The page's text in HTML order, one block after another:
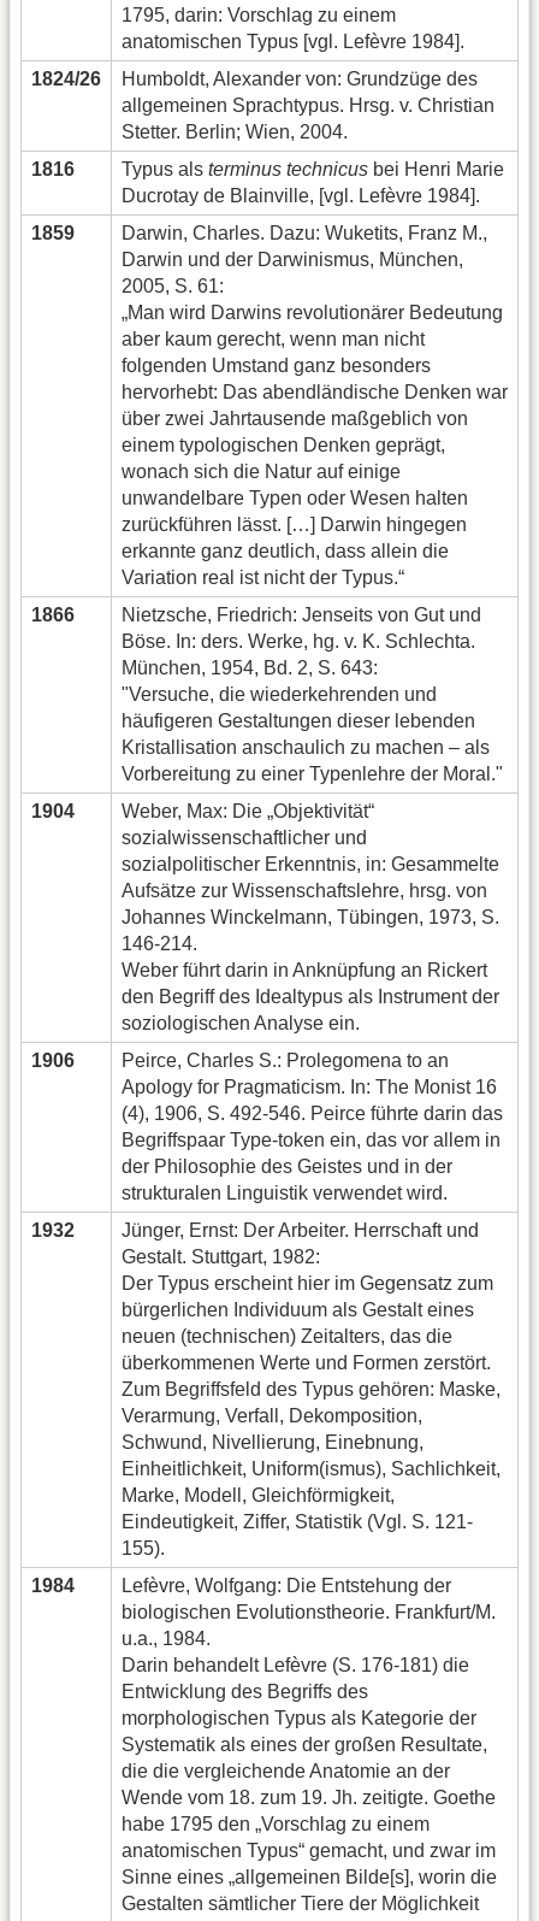
1795, darin: Vorschlag zu einem
anatomischen Typus [vgl. Lefèvre 1984].
1824/26
Humboldt, Alexander von: Grundzüge des
allgemeinen Sprachtypus. Hrsg. v. Christian
Stetter. Berlin; Wien, 2004.
1816
Typus als terminus technicus bei Henri Marie
Ducrotay de Blainville, [vgl. Lefèvre 1984].
1859
Darwin, Charles. Dazu: Wuketits, Franz M.,
Darwin und der Darwinismus, München,
2005, S. 61:
„Man wird Darwins revolutionärer Bedeutung
aber kaum gerecht, wenn man nicht
folgenden Umstand ganz besonders
hervorhebt: Das abendländische Denken war
über zwei Jahrtausende maßgeblich von
einem typologischen Denken geprägt,
wonach sich die Natur auf einige
unwandelbare Typen oder Wesen halten
zurückführen lässt. […] Darwin hingegen
erkannte ganz deutlich, dass allein die
Variation real ist nicht der Typus.“
1866
Nietzsche, Friedrich: Jenseits von Gut und
Böse. In: ders. Werke, hg. v. K. Schlechta.
München, 1954, Bd. 2, S. 643:
"Versuche, die wiederkehrenden und
häufigeren Gestaltungen dieser lebenden
Kristallisation anschaulich zu machen – als
Vorbereitung zu einer Typenlehre der Moral."
1904
Weber, Max: Die „Objektivität“
sozialwissenschaftlicher und
sozialpolitischer Erkenntnis, in: Gesammelte
Aufsätze zur Wissenschaftslehre, hrsg. von
Johannes Winckelmann, Tübingen, 1973, S.
146-214.
Weber führt darin in Anknüpfung an Rickert
den Begriff des Idealtypus als Instrument der
soziologischen Analyse ein.
1906
Peirce, Charles S.: Prolegomena to an
Apology for Pragmaticism. In: The Monist 16
(4), 1906, S. 492-546. Peirce führte darin das
Begriffspaar Type-token ein, das vor allem in
der Philosophie des Geistes und in der
strukturalen Linguistik verwendet wird.
1932
Jünger, Ernst: Der Arbeiter. Herrschaft und
Gestalt. Stuttgart, 1982:
Der Typus erscheint hier im Gegensatz zum
bürgerlichen Individuum als Gestalt eines
neuen (technischen) Zeitalters, das die
überkommenen Werte und Formen zerstört.
Zum Begriffsfeld des Typus gehören: Maske,
Verarmung, Verfall, Dekomposition,
Schwund, Nivellierung, Einebnung,
Einheitlichkeit, Uniform(ismus), Sachlichkeit,
Marke, Modell, Gleichförmigkeit,
Eindeutigkeit, Ziffer, Statistik (Vgl. S. 121-
155).
1984
Lefèvre, Wolfgang: Die Entstehung der
biologischen Evolutionstheorie. Frankfurt/M.
u.a., 1984.
Darin behandelt Lefèvre (S. 176-181) die
Entwicklung des Begriffs des
morphologischen Typus als Kategorie der
Systematik als eines der großen Resultate,
die die vergleichende Anatomie an der
Wende vom 18. zum 19. Jh. zeitigte. Goethe
habe 1795 den „Vorschlag zu einem
anatomischen Typus“ gemacht, und zwar im
Sinne eines „allgemeinen Bilde[s], worin die
Gestalten sämtlicher Tiere der Möglichkeit